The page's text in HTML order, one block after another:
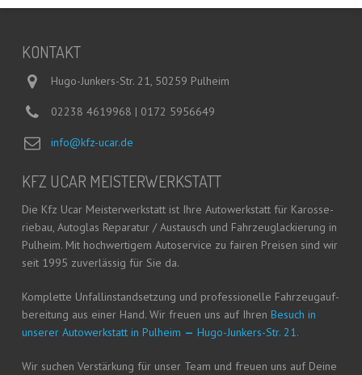
KON­TAKT
Hugo-Junkers-Str. 21, 50259 Pulheim
02238 4619968 | 0172 5956649
info@kfz-ucar.de
KFZ UCAR MEISTERWERKSTATT
Die Kfz Ucar Meis­ter­werk­statt ist Ihre Auto­werk­statt für Karos­se­
rie­bau, Auto­glas Repa­ra­tur / Aus­tausch und Fahr­zeug­la­ckie­rung in
Pul­heim. Mit hoch­wer­ti­gem Auto­ser­vice zu fai­ren Prei­sen sind wir
seit 1995 zuver­läs­sig für Sie da.
Kom­plet­te Unfall­in­stand­set­zung und pro­fes­sio­nel­le Fahr­zeug­auf­
be­rei­tung aus einer Hand. Wir freu­en uns auf Ihren Besuch in
unse­rer Auto­werk­statt in Pul­heim — Hugo-Jun­kers-Str. 21.
Wir suchen Ver­stär­kung für unser Team und freu­en uns auf Dei­ne